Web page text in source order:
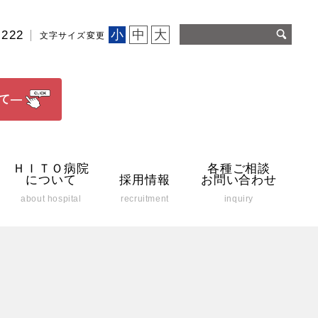
文字サイズ変更 小 中 大
て―
ＨＩＴＯ病院
について
about hospital
採用情報
recruitment
各種ご相談
お問い合わせ
inquiry